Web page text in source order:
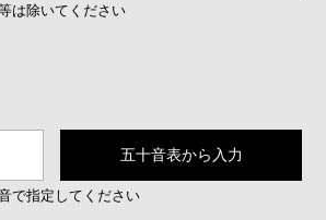
は除いてください
五十音表から入力
で指定してください